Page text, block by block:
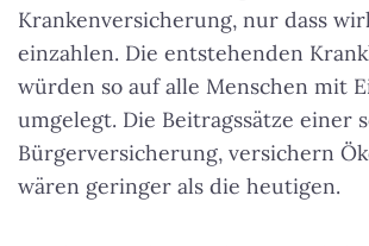
Krankenversicherung, nur dass
einzahlen. Die entstehenden
würden so auf alle Menschen mit
umgelegt. Die Beitragssätze einer
Bürgerversicherung, versichern
wären geringer als die heutigen.